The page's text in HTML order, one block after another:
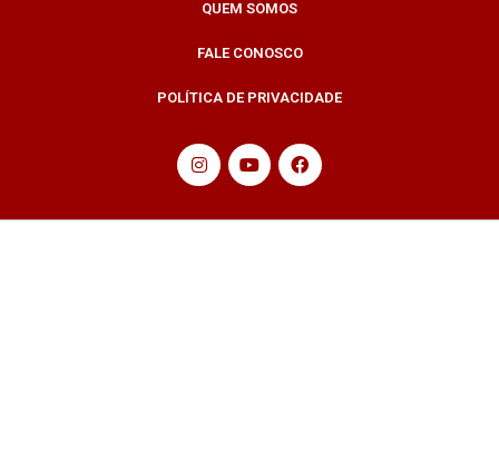
QUEM SOMOS
FALE CONOSCO
POLÍTICA DE PRIVACIDADE